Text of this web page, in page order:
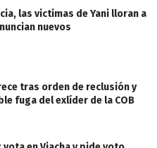
las victimas de Yani lloran a
nuevos
tras orden de reclusión y
fuga del exlíder de la COB